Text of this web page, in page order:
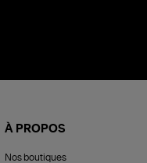
À PROPOS
Nos boutiques